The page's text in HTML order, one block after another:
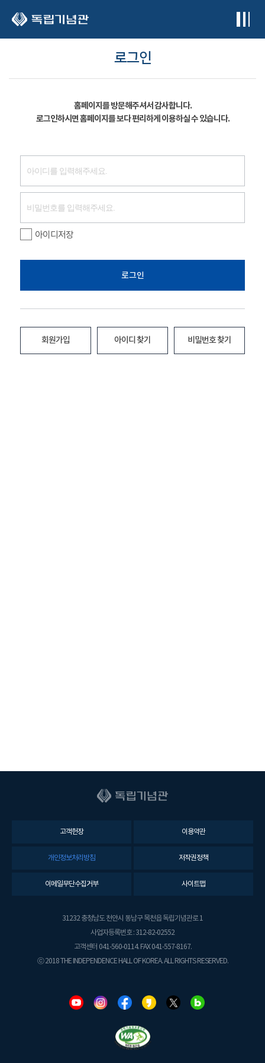
로그인
홈페이지를 방문해주셔서 감사합니다.
로그인하시면 홈페이지를 보다 편리하게 이용하실 수 있습니다.
아이디저장
로그인
회원가입 아이디 찾기 비밀번호 찾기
고객헌장 이용약관
개인정보처리방침 저작권정책
이메일무단수집거부 사이트맵
31232 충청남도 천안시 동남구 목천읍 독립기념관로 1
사업자등록번호 : 312-82-02552
고객센터 041-560-0114. FAX 041-557-8167.
ⓒ 2018 THE INDEPENDENCE HALL OF KOREA. ALL RIGHTS RESERVED.